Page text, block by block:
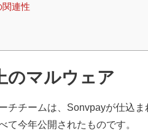
連性
のマルウェア
チチームは、Sonvpayが仕込
て今年公開されたものです。